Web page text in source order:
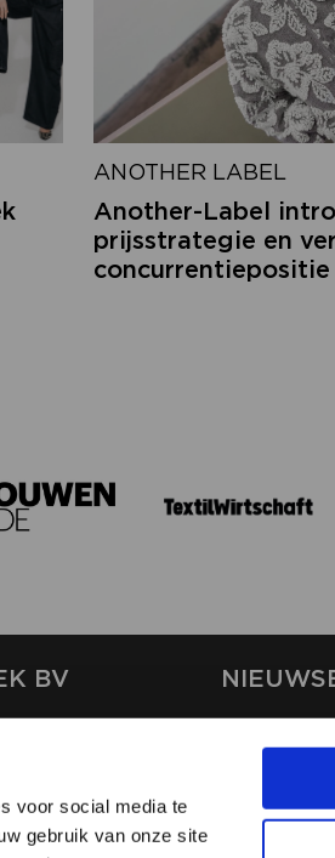
voor social media te
gebruik van onze site
ANOTHER LABEL
Another-Label
prijsstrategie en
BV
laatste